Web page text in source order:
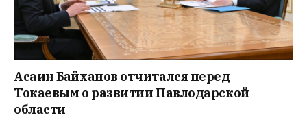
Асаин Байханов отчитался перед
Токаевым о развитии Павлодарской
области